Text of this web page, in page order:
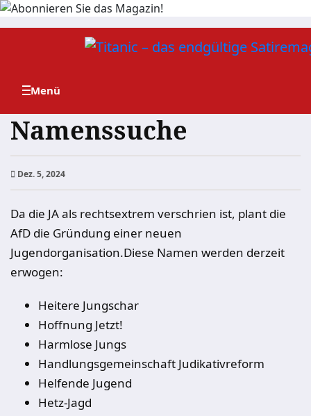
Zum
Namenssuche
Dez. 5, 2024
Da die JA als rechtsextrem verschrien ist, plant die
AfD die Gründung einer neuen
Jugendorganisation.Diese Namen werden derzeit
erwogen:
Heitere Jungschar
Hoffnung Jetzt!
Harmlose Jungs
Handlungsgemeinschaft Judikativreform
Helfende Jugend
Hetz-Jagd